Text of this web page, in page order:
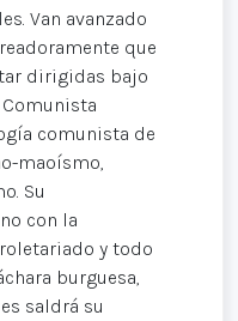
Van avanzado
que
dirigidas bajo
comunista de
maoísmo,
Su
con la
y todo
burguesa,
saldrá su